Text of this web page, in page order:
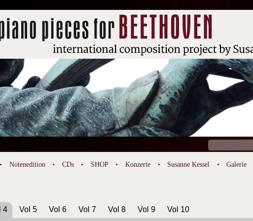
nach:
Notenedition CDs SHOP Konzerte Susanne Kessel Galerie
4 Vol 5 Vol 6 Vol 7 Vol 8 Vol 9 Vol 10